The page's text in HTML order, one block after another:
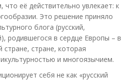
что её действительно увлекает: к
Это решение приняло
блога (русский,
родившегося в сердце Европы – в
стране, которая
и многоязычием.
себя не как «русский